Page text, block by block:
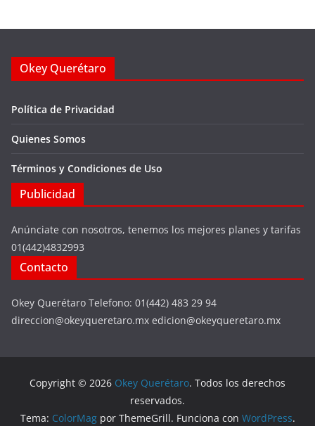
Okey Querétaro
Política de Privacidad
Quienes Somos
Términos y Condiciones de Uso
Publicidad
Anúnciate con nosotros, tenemos los mejores planes y tarifas
01(442)4832993
Contacto
Okey Querétaro Telefono: 01(442) 483 29 94
direccion@okeyqueretaro.mx edicion@okeyqueretaro.mx
Copyright © 2026 Okey Querétaro. Todos los derechos
reservados.
Tema: ColorMagpor ThemeGrill. Funciona con WordPress.